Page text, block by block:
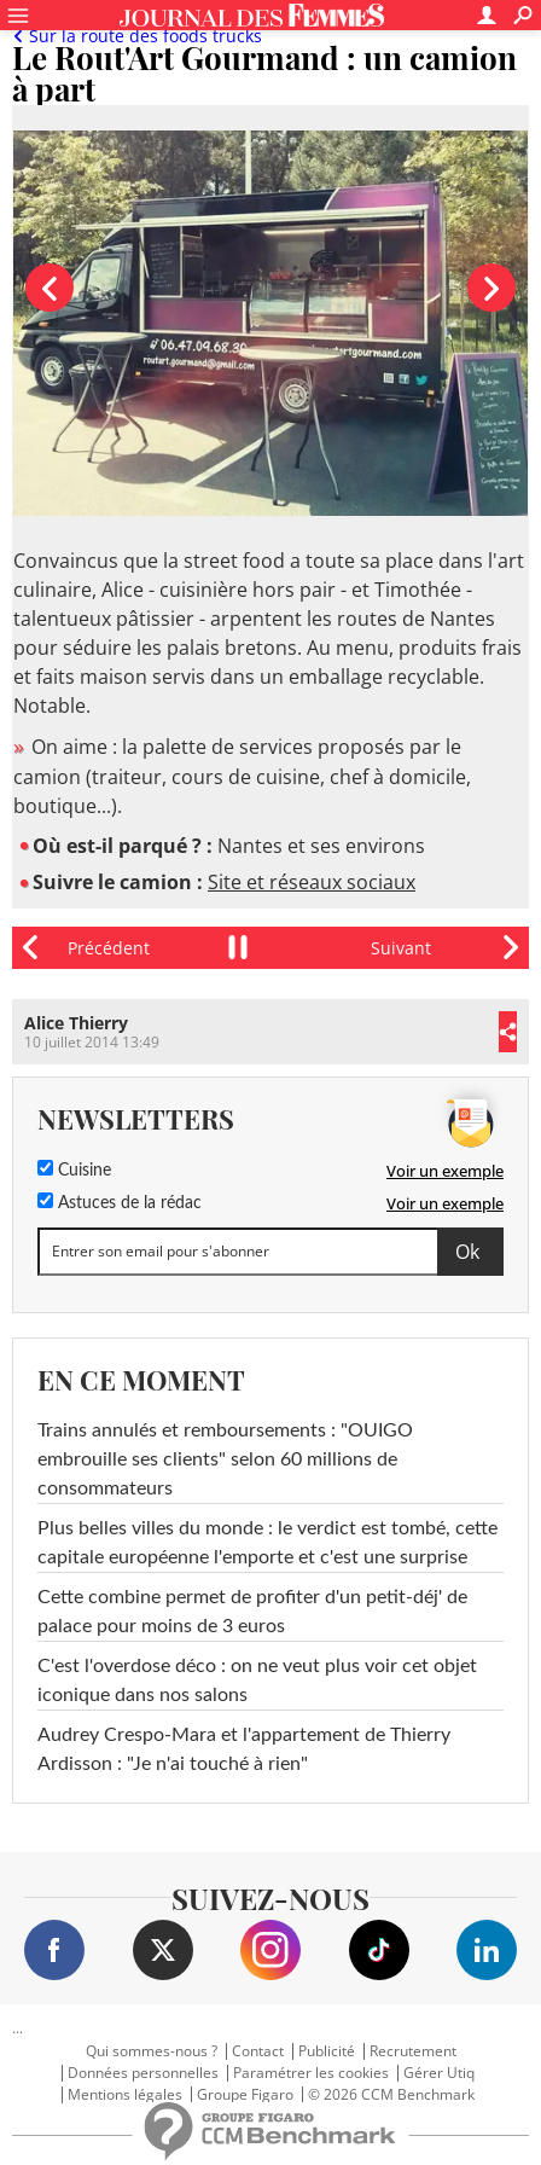
Le Rout'Art Gourmand : un camion
à part
Sur la route des foods trucks
Convaincus que la street food a toute sa place dans l'art
culinaire, Alice - cuisinière hors pair - et Timothée -
talentueux pâtissier - arpentent les routes de Nantes
pour séduire les palais bretons. Au menu, produits frais
et faits maison servis dans un emballage recyclable.
Notable.
On aime : la palette de services proposés par le
camion (traiteur, cours de cuisine, chef à domicile,
boutique...).
Où est-il parqué ? : Nantes et ses environs
Suivre le camion : Site et réseaux sociaux
Alice Thierry
10 juillet 2014 13:49
NEWSLETTERS
Cuisine Voir un exemple
Astuces de la rédac Voir un exemple
EN CE MOMENT
Trains annulés et remboursements : "OUIGO
embrouille ses clients" selon 60 millions de
consommateurs
Plus belles villes du monde : le verdict est tombé, cette
capitale européenne l'emporte et c'est une surprise
Cette combine permet de profiter d'un petit-déj' de
palace pour moins de 3 euros
C'est l'overdose déco : on ne veut plus voir cet objet
iconique dans nos salons
Audrey Crespo-Mara et l'appartement de Thierry
Ardisson : "Je n'ai touché à rien"
SUIVEZ-NOUS
...
Qui sommes-nous ?
Contact Publicité
Recrutement
Données personnelles
Paramétrer les cookies
Gérer Utiq
Mentions légales
Groupe Figaro © 2026 CCM Benchmark